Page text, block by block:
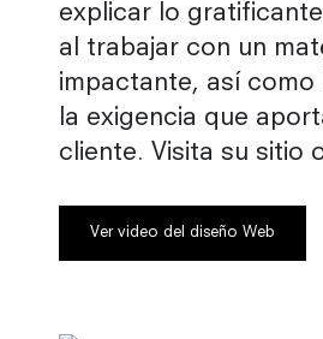
explicar lo
al trabajar con un
impactante, así como
la exigencia que
cliente. Visita su sitio
Ver video del diseño Web